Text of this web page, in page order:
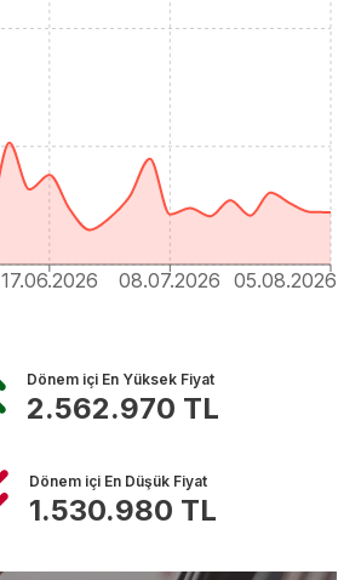
17.06.2026 08.07.2026 05.08.2026
Dönem içi En Yüksek Fiyat
2.562.970 TL
Dönem içi En Düşük Fiyat
1.530.980 TL